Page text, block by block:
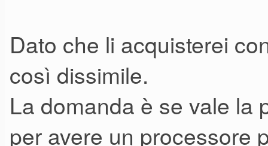
Dato che li acquisterei
così dissimile.
La domanda è se vale la
per avere un processore